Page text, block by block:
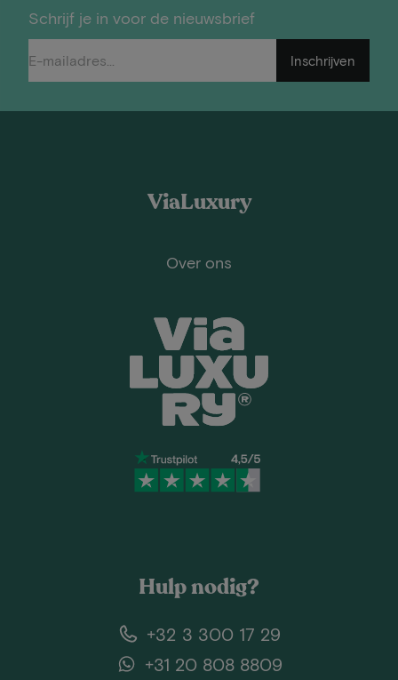
Schrijf je in voor de nieuwsbrief
Inschrijven
ViaLuxury
Over ons
Hulp nodig?
+32 3 300 17 29
+31 20 808 8809